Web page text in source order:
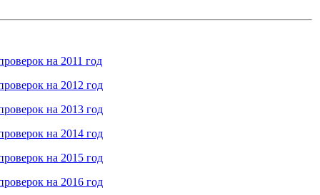
на 2011 год
на 2012 год
на 2013 год
на 2014 год
на 2015 год
на 2016 год